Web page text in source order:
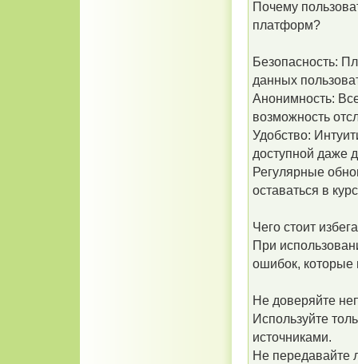
Почему
платформ?
Безопасность:
данных
Анонимность:
возможность
Удобство:
доступной даже
Регулярные
оставаться в
Чего стоит
При
ошибок, которые
Не доверяйте
Используйте
источниками.
Не передавайте